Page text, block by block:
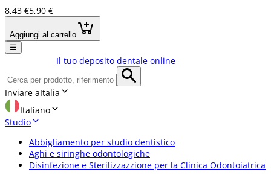
8,43 €5,90 €
Aggiungi al carrello
☰
Il tuo deposito dentale online
Inviare aItalia
Italiano
Studio
Abbigliamento per studio dentistico
Aghi e siringhe odontologiche
Disinfezione e Sterilizzazzione per la Clinica Odontoiatrica